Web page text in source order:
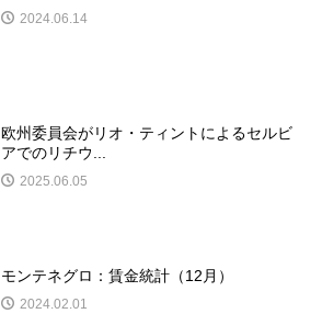
2024.06.14
欧州委員会がリオ・ティントによるセルビ
アでのリチウ...
2025.06.05
モンテネグロ：賃金統計（12月）
2024.02.01